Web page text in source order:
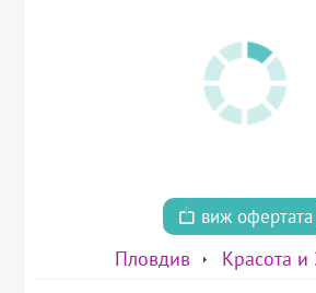
виж офертата
Пловдив Красота и